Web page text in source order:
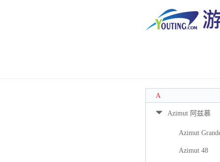
A
Azimut 阿兹慕
Azimut
Azimut 48